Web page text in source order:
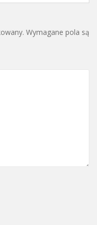
Wymagane pola są